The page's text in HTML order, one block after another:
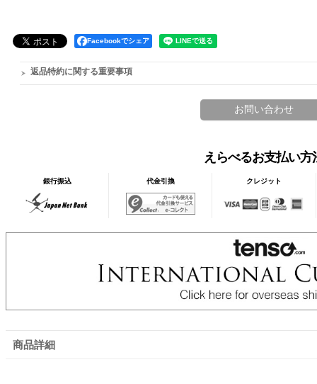
Facebookでシェア
返品特約に関する重要事項
えらべるお支払い方
銀行振込 代金引換 クレジット
商品詳細